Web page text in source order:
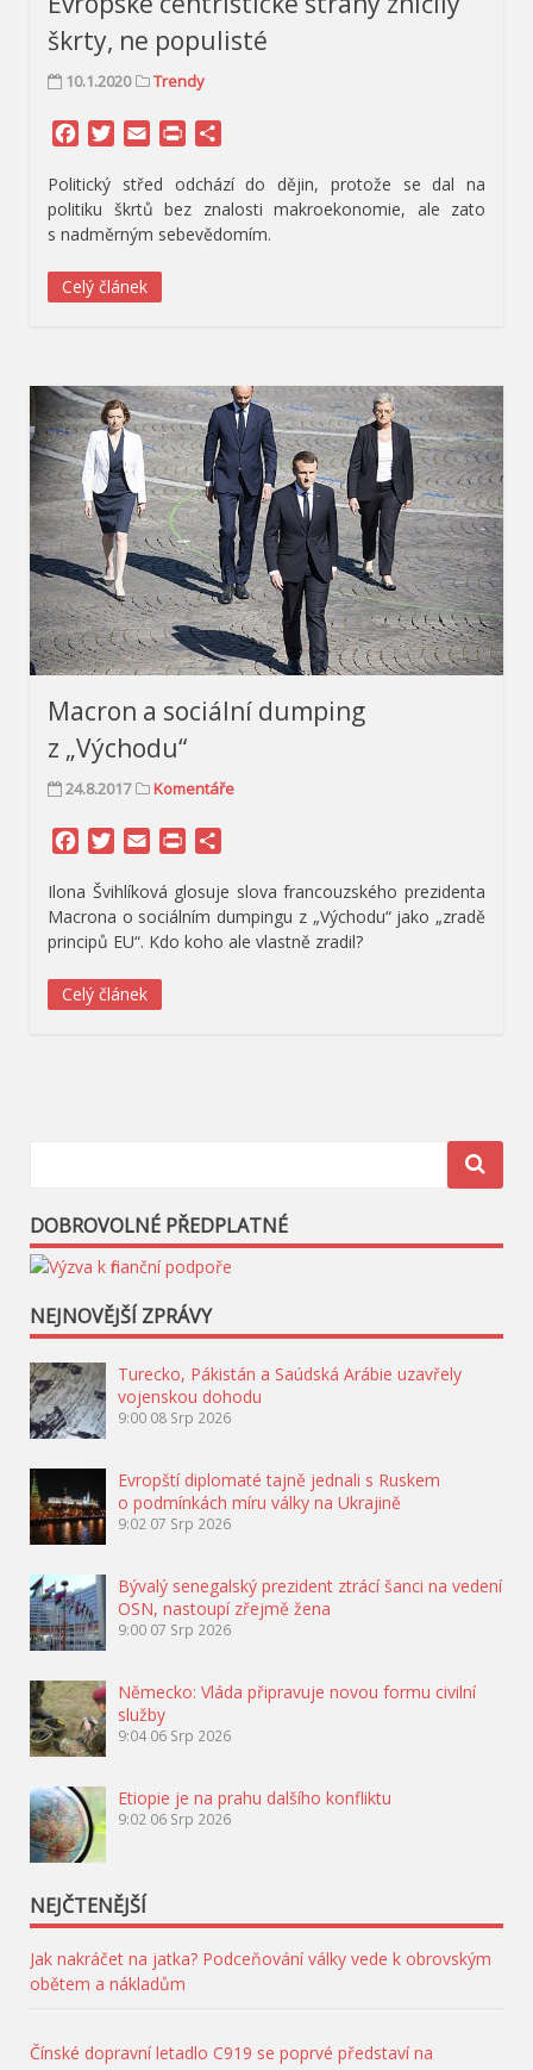
škrty, ne populisté
10.1.2020 Trendy
Facebook
Twitter
Email Print
Politický střed odchází do dějin, protože se dal na
politiku škrtů bez znalosti makroekonomie, ale zato
s nadměrným sebevědomím.
Celý článek
Macron a sociální dumping
z „Východu“
24.8.2017 Komentáře
Facebook
Twitter
Email Print
Ilona Švihlíková glosuje slova francouzského prezidenta
Macrona o sociálním dumpingu z „Východu“ jako „zradě
principů EU“. Kdo koho ale vlastně zradil?
Celý článek
DOBROVOLNÉ PŘEDPLATNÉ
NEJNOVĚJŠÍ ZPRÁVY
Turecko, Pákistán a Saúdská Arábie uzavřely
vojenskou dohodu
9:00 08 Srp 2026
Evropští diplomaté tajně jednali s Ruskem
o podmínkách míru války na Ukrajině
9:02 07 Srp 2026
Bývalý senegalský prezident ztrácí šanci na vedení
OSN, nastoupí zřejmě žena
9:00 07 Srp 2026
Německo: Vláda připravuje novou formu civilní
služby
9:04 06 Srp 2026
Etiopie je na prahu dalšího konfliktu
9:02 06 Srp 2026
NEJČTENĚJŠÍ
Jak nakráčet na jatka? Podceňování války vede k obrovským
obětem a nákladům
Čínské dopravní letadlo C919 se poprvé představí na